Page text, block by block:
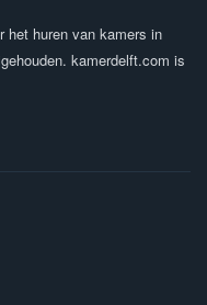
het huren van kamers in
kamerdelft.com is